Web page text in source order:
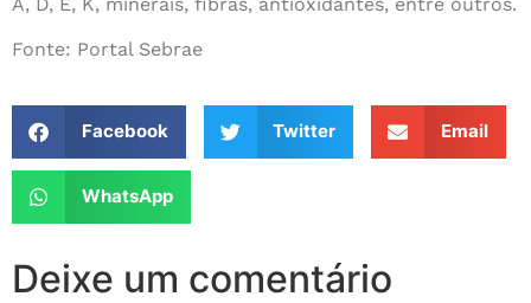
Fonte: Portal Sebrae
Facebook Twitter Email
WhatsApp
Deixe um comentário